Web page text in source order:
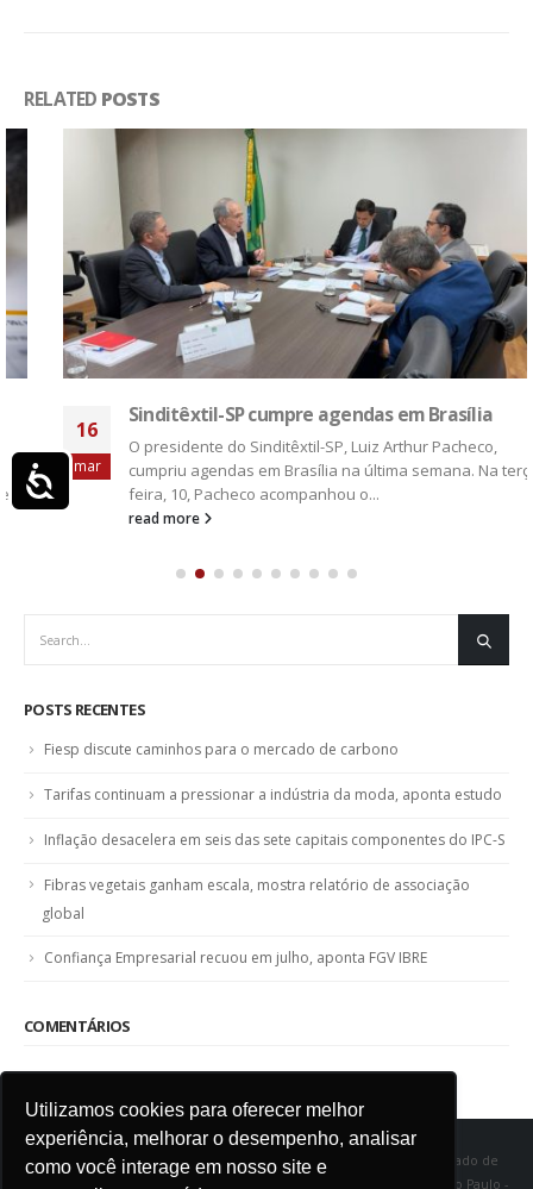
Utilizamos cookies para oferecer melhor
experiência, melhorar o desempenho, analisar
como você interage em nosso site e
Acessibilidade
RELATED POSTS
mar
Sinditêxtil-SP cumpre agendas em Brasília
O presidente do Sinditêxtil-SP, Luiz Arthur Pacheco,
cumpriu agendas em Brasília na última semana. Na terça-
feira, 10, Pacheco acompanhou o...
read more
POSTS RECENTES
Fiesp discute caminhos para o mercado de carbono
Tarifas continuam a pressionar a indústria da moda, aponta estudo
Inflação desacelera em seis das sete capitais componentes do IPC-S
Fibras vegetais ganham escala, mostra relatório de associação
global
Confiança Empresarial recuou em julho, aponta FGV IBRE
COMENTÁRIOS
SINDITÊXTIL SP - Sindicato das Indústrias de Fiação e Tecelagem do Estado de
São Paulo Rua Marquês de Itu, 968 - Vila Buarque - Cep 01223-000 - São Paulo -